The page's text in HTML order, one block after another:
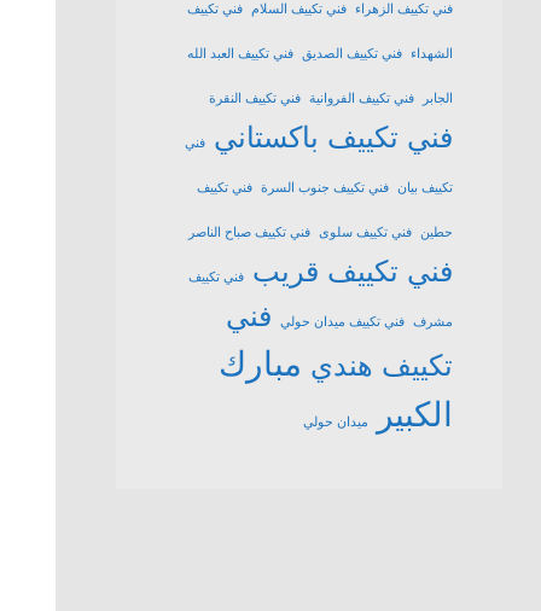
فني تكييف الزهراء فني تكييف السلام فني تكييف
الشهداء فني تكييف الصديق فني تكييف العبد الله
الجابر فني تكييف الفروانية فني تكييف النقرة
فني تكييف باكستاني فني
تكييف بيان فني تكييف جنوب السرة فني تكييف
حطين فني تكييف سلوى فني تكييف صباح الناصر
فني تكييف قريب فني تكييف
مشرف فني تكييف ميدان حولي
فني
تكييف هندي مبارك
الكبير
ميدان حولي